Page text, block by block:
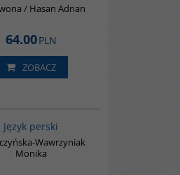
/ Hasan Adnan
64.00PLN
ZOBACZ
Język perski
Wawrzyniak
Monika